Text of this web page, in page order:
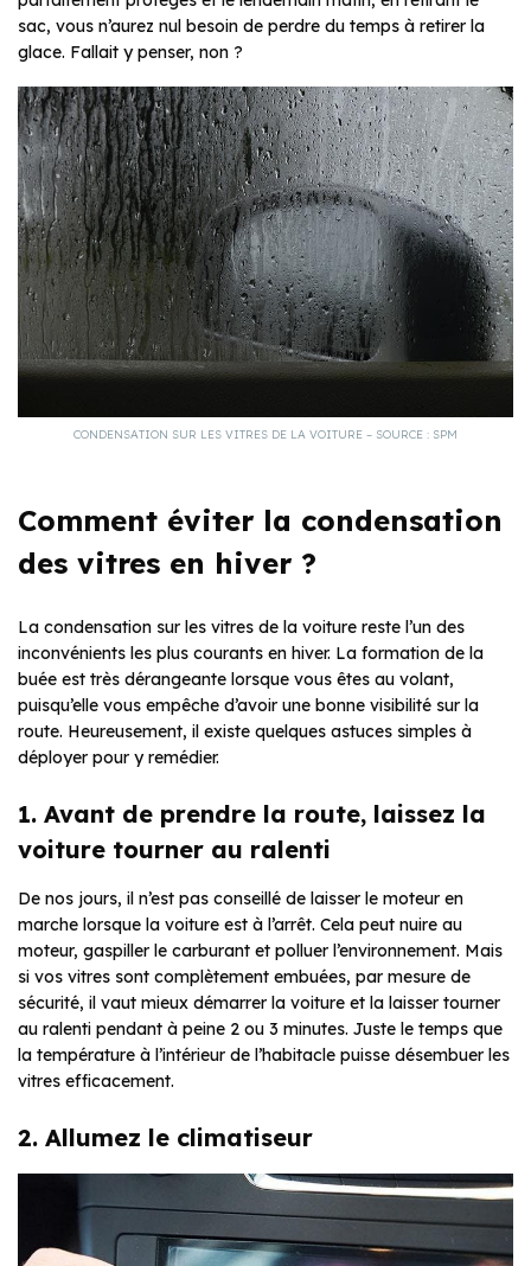
sac, vous n’aurez nul besoin de perdre du temps à retirer la
glace. Fallait y penser, non ?
CONDENSATION SUR LES VITRES DE LA VOITURE – SOURCE : SPM
Comment éviter la condensation
des vitres en hiver ?
La condensation sur les vitres de la voiture reste l’un des
inconvénients les plus courants en hiver. La formation de la
buée est très dérangeante lorsque vous êtes au volant,
puisqu’elle vous empêche d’avoir une bonne visibilité sur la
route. Heureusement, il existe quelques astuces simples à
déployer pour y remédier.
1. Avant de prendre la route, laissez la
voiture tourner au ralenti
De nos jours, il n’est pas conseillé de laisser le moteur en
marche lorsque la voiture est à l’arrêt. Cela peut nuire au
moteur, gaspiller le carburant et polluer l’environnement. Mais
si vos vitres sont complètement embuées, par mesure de
sécurité, il vaut mieux démarrer la voiture et la laisser tourner
au ralenti pendant à peine 2 ou 3 minutes. Juste le temps que
la température à l’intérieur de l’habitacle puisse désembuer les
vitres efficacement.
2. Allumez le climatiseur